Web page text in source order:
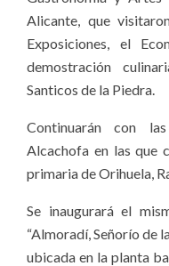
Alicante, que
Exposiciones, el
demostración
Santicos de la Piedra.
Continuarán con
Alcachofa en las que
primaria de Orihuela,
Se inaugurará el
“Almoradí, Señorío de
ubicada en la planta